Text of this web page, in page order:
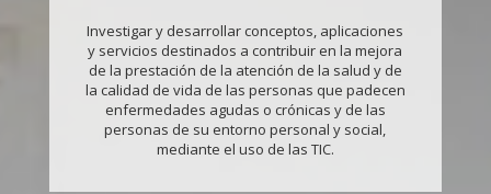
Investigar y desarrollar conceptos, aplicaciones
y servicios destinados a contribuir en la mejora
de la prestación de la atención de la salud y de
la calidad de vida de las personas que padecen
enfermedades agudas o crónicas y de las
personas de su entorno personal y social,
mediante el uso de las TIC.